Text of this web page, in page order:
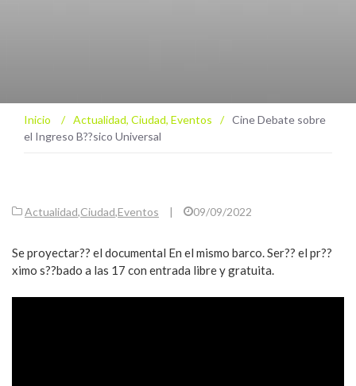
Inicio / Actualidad, Ciudad, Eventos / Cine Debate sobre
el Ingreso B??sico Universal
Actualidad,Ciudad,Eventos | 09/09/2022
Se proyectar?? el documental En el mismo barco. Ser?? el pr??
ximo s??bado a las 17 con entrada libre y gratuita.